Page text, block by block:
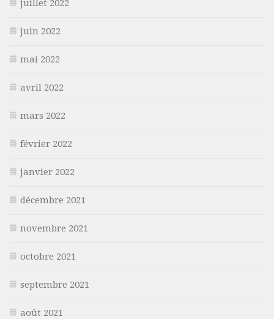
juillet 2022
juin 2022
mai 2022
avril 2022
mars 2022
février 2022
janvier 2022
décembre 2021
novembre 2021
octobre 2021
septembre 2021
août 2021